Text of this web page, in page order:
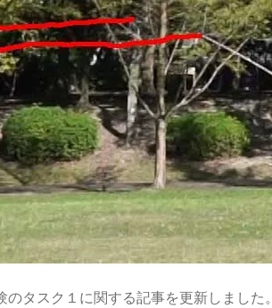
タスク１に関する記事を更新しました。